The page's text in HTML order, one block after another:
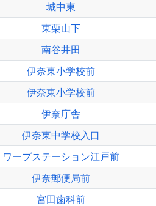
城中東
東栗山下
南谷井田
伊奈東小学校前
伊奈東小学校前
伊奈庁舎
伊奈東中学校入口
ワープステーション江戸前
伊奈郵便局前
宮田歯科前